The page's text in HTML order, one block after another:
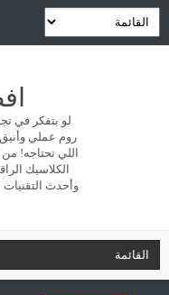
لو بتفكر في
روم عملي
اللي تحتاجه!
الكلاسيك
وأحدث